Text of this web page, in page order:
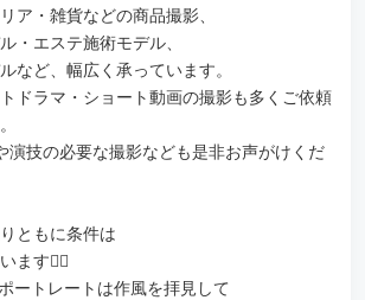
ア・雑貨などの商品撮影、
・エステ施術モデル、
など、幅広く承っています。
ドラマ・ショート動画の撮影も多くご依頼
演技の必要な撮影なども是非お声がけくだ
ともに条件は
ます🙇‍♀️
ートレートは作風を拝見して